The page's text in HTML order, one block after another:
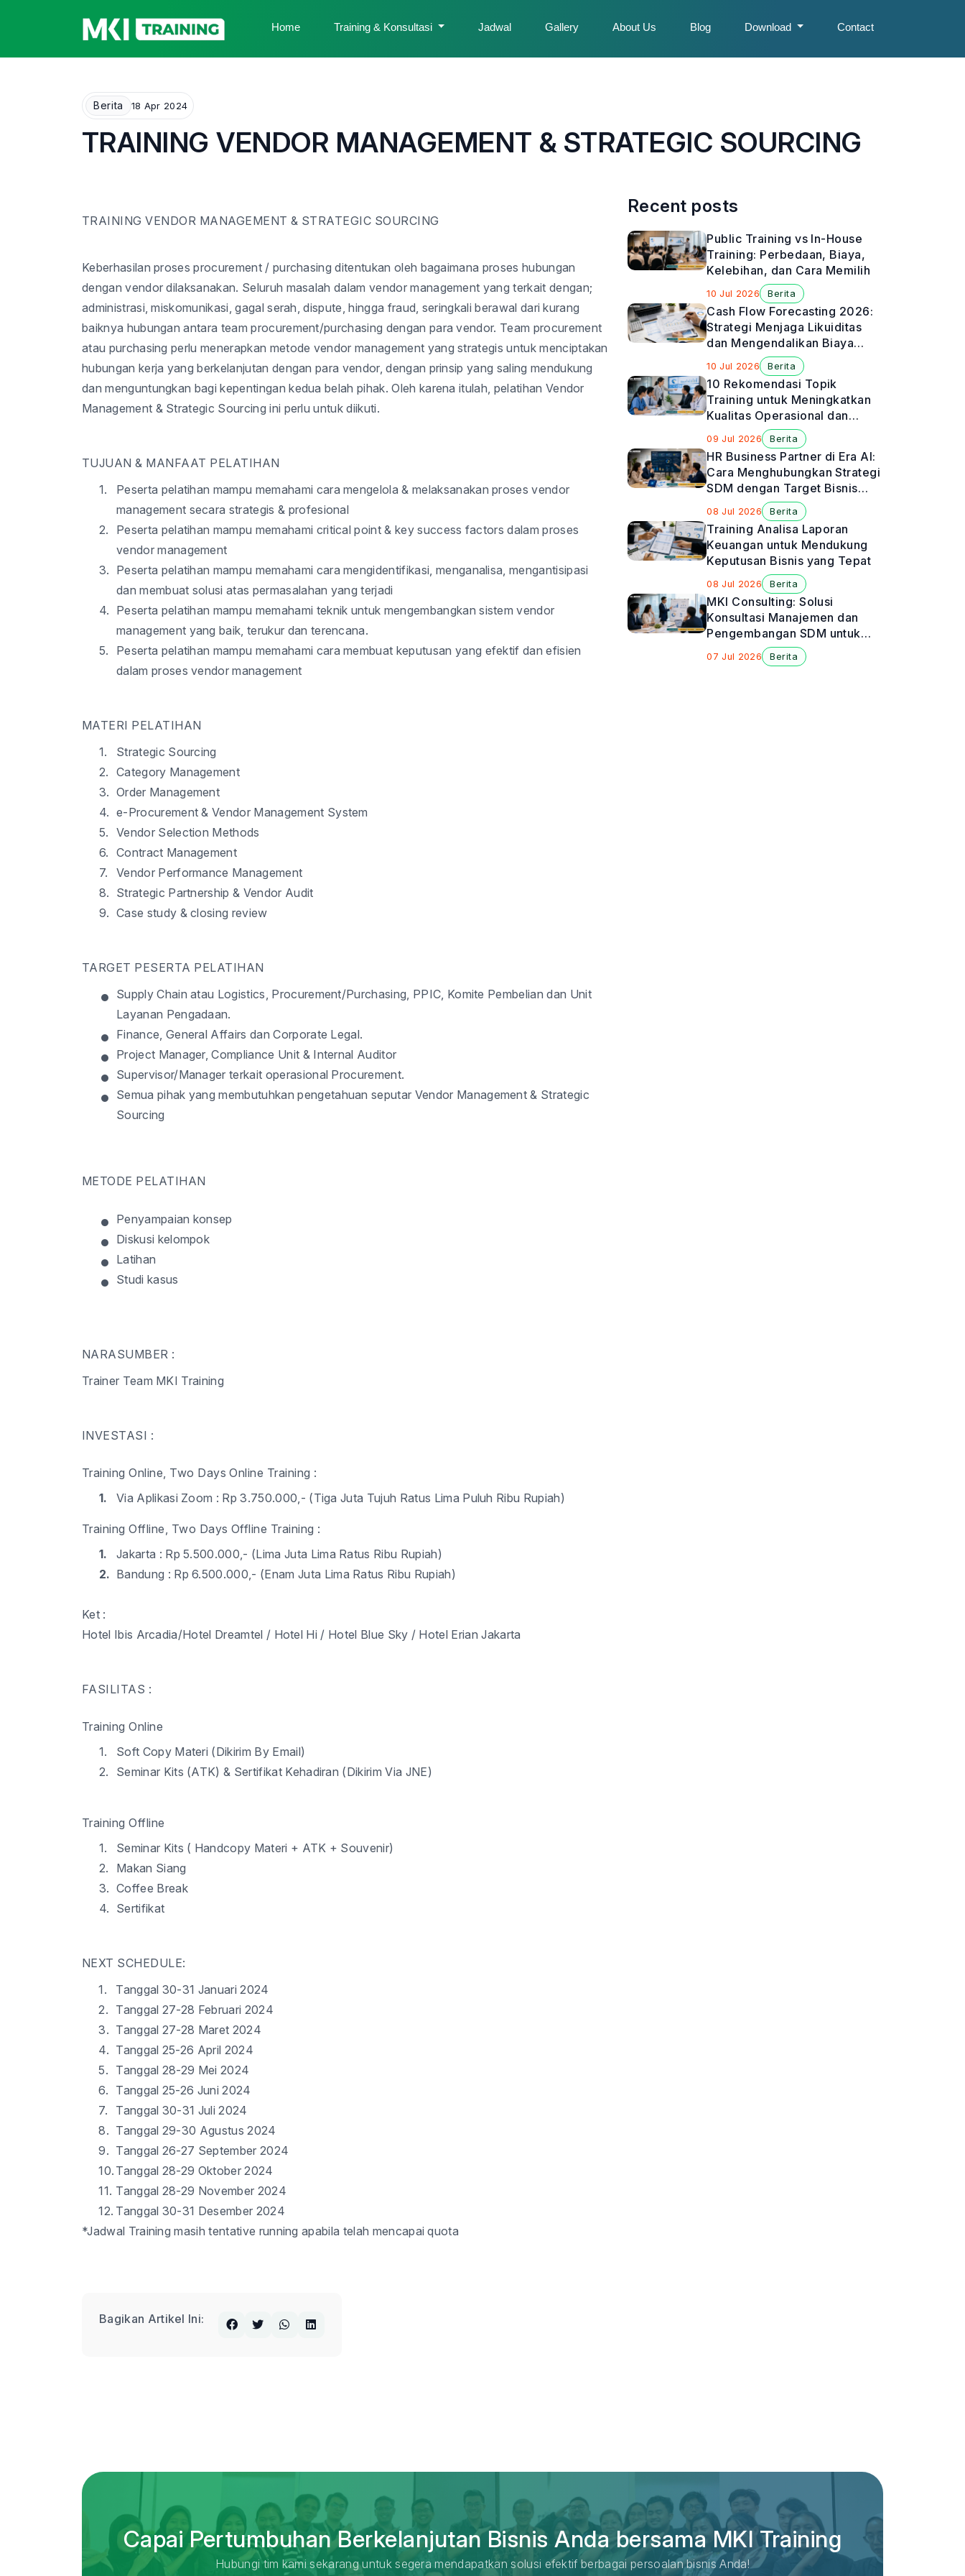
Home Training & Konsultasi Jadwal Gallery About Us Blog Download Contact
Berita 18 Apr 2024
TRAINING VENDOR MANAGEMENT & STRATEGIC SOURCING
TRAININGVENDOR MANAGEMENT & STRATEGIC SOURCING
Keberhasilan proses procurement / purchasing ditentukan oleh bagaimana proses hubungan
dengan vendor dilaksanakan. Seluruh masalah dalam vendor management yang terkait dengan;
administrasi, miskomunikasi, gagal serah, dispute, hingga fraud, seringkali berawal dari kurang
baiknya hubungan antara team procurement/purchasing dengan para vendor. Team procurement
atau purchasing perlu menerapkan metode vendor management yang strategis untuk menciptakan
hubungan kerja yang berkelanjutan dengan para vendor, dengan prinsip yang saling mendukung
dan menguntungkan bagi kepentingan kedua belah pihak. Oleh karena itulah, pelatihan Vendor
Management & Strategic Sourcing ini perlu untuk diikuti.
TUJUAN & MANFAAT PELATIHAN
1.
Peserta pelatihan mampu memahami cara mengelola & melaksanakan proses vendor
management secara strategis & profesional
2.
Peserta pelatihan mampu memahami critical point & key success factors dalam proses
vendor management
3. Peserta pelatihan mampu memahami cara mengidentifikasi, menganalisa, mengantisipasi
dan membuat solusi atas permasalahan yang terjadi
4. Peserta pelatihan mampu memahami teknik untuk mengembangkan sistem vendor
management yang baik, terukur dan terencana.
5.
Peserta pelatihan mampu memahami cara membuat keputusan yang efektif dan efisien
dalam proses vendor management
MATERI PELATIHAN
1.
Strategic Sourcing
2. Category Management
3. Order Management
4. e-Procurement & Vendor Management System
5. Vendor Selection Methods
6. Contract Management
7.
Vendor Performance Management
8. Strategic Partnership & Vendor Audit
9. Case study & closing review
TARGET PESERTA PELATIHAN
• Supply Chain atau Logistics, Procurement/Purchasing, PPIC, Komite Pembelian dan Unit
Layanan Pengadaan.
• Finance, General Affairs dan Corporate Legal.
• Project Manager, Compliance Unit & Internal Auditor
• Supervisor/Manager terkait operasional Procurement.
• Semua pihak yang membutuhkan pengetahuan seputar Vendor Management & Strategic
Sourcing
METODE PELATIHAN
• Penyampaian konsep
• Diskusi kelompok
• Latihan
• Studi kasus
NARASUMBER :
Trainer Team MKI Training
INVESTASI :
Training Online, Two Days Online Training :
1.
Via Aplikasi Zoom : Rp 3.750.000,- (Tiga Juta Tujuh Ratus Lima Puluh Ribu Rupiah)
Training Offline, Two Days Offline Training :
1.
Jakarta : Rp 5.500.000,- (Lima Juta Lima Ratus Ribu Rupiah)
2. Bandung : Rp 6.500.000,- (Enam Juta Lima Ratus Ribu Rupiah)
Ket :
Hotel Ibis Arcadia/Hotel Dreamtel / Hotel Hi / Hotel Blue Sky / Hotel Erian Jakarta
FASILITAS :
Training Online
1.
Soft Copy Materi (Dikirim By Email)
2.
Seminar Kits (ATK) & Sertifikat Kehadiran (Dikirim Via JNE)
Training Offline
1.
Seminar Kits ( Handcopy Materi + ATK + Souvenir)
2.
Makan Siang
3. Coffee Break
4. Sertifikat
NEXT SCHEDULE:
1.
Tanggal 30-31 Januari 2024
2. Tanggal 27-28 Februari 2024
3. Tanggal 27-28 Maret 2024
4. Tanggal 25-26 April 2024
5. Tanggal 28-29 Mei 2024
6. Tanggal 25-26 Juni 2024
7.
Tanggal 30-31 Juli 2024
8. Tanggal 29-30 Agustus 2024
9. Tanggal 26-27 September 2024
10. Tanggal 28-29 Oktober 2024
11. Tanggal 28-29 November 2024
12. Tanggal 30-31 Desember 2024
*Jadwal Training masih tentative running apabila telah mencapai quota
Bagikan Artikel Ini:
Recent posts
Public Training vs In-House
Training: Perbedaan, Biaya,
Kelebihan, dan Cara Memilih
10 Jul 2026 Berita
Cash Flow Forecasting 2026:
Strategi Menjaga Likuiditas
dan Mengendalikan Biaya
Perusahaan
10 Jul 2026 Berita
10 Rekomendasi Topik
Training untuk Meningkatkan
Kualitas Operasional dan
Manajemen Rumah Sakit
09 Jul 2026 Berita
HR Business Partner di Era AI:
Cara Menghubungkan Strategi
SDM dengan Target Bisnis
Perusahaan
08 Jul 2026 Berita
Training Analisa Laporan
Keuangan untuk Mendukung
Keputusan Bisnis yang Tepat
08 Jul 2026 Berita
MKI Consulting: Solusi
Konsultasi Manajemen dan
Pengembangan SDM untuk
Perusahaan
07 Jul 2026 Berita
Capai Pertumbuhan Berkelanjutan Bisnis Anda bersama MKI Training
Hubungi tim kami sekarang untuk segera mendapatkan solusi efektif berbagai persoalan bisnis Anda!